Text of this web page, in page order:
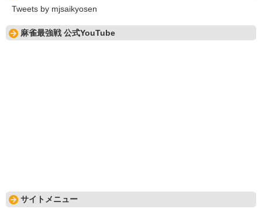
Tweets by mjsaikyosen
麻雀最強戦 公式YouTube
サイトメニュー